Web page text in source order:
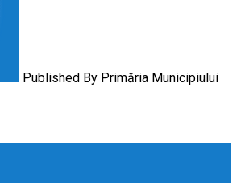
Published By Primăria Municipiului